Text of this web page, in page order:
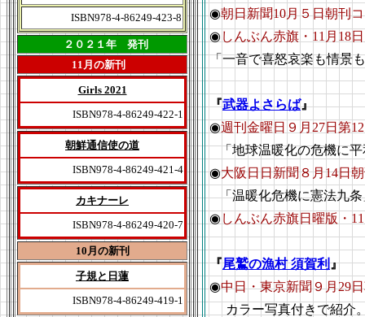
ISBN978-4-86249-423-8
２０２１年 発刊
11月の新刊
Girls 2021
ISBN978-4-86249-422-1
朝鮮通信使の道
ISBN978-4-86249-421-4
カキナーレ
ISBN978-4-86249-420-7
10月の新刊
子規と日蓮
ISBN978-4-86249-419-1
◉朝日新聞10月５日朝刊
◉ しんぶん赤旗・11月18
「一音で喜怒哀楽も情景
『武器よさらば』
◉週刊金曜日９月27日第
「地球温暖化の危機に平
◉大阪日日新聞８月14日
「温暖化危機に憲法九条
◉ しんぶん赤旗日曜版・
『尾鷲の漁村 須賀利』
◉中日・東京新聞９月29
カラー写真付きで紹介